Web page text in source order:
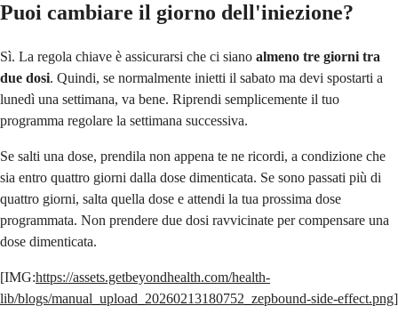
Puoi cambiare il giorno dell'iniezione?
Sì. La regola chiave è assicurarsi che ci siano almeno tre giorni tra
due dosi. Quindi, se normalmente inietti il sabato ma devi spostarti a
lunedì una settimana, va bene. Riprendi semplicemente il tuo
programma regolare la settimana successiva.
Se salti una dose, prendila non appena te ne ricordi, a condizione che
sia entro quattro giorni dalla dose dimenticata. Se sono passati più di
quattro giorni, salta quella dose e attendi la tua prossima dose
programmata. Non prendere due dosi ravvicinate per compensare una
dose dimenticata.
[IMG:https://assets.getbeyondhealth.com/health-
lib/blogs/manual_upload_20260213180752_zepbound-side-effect.png]